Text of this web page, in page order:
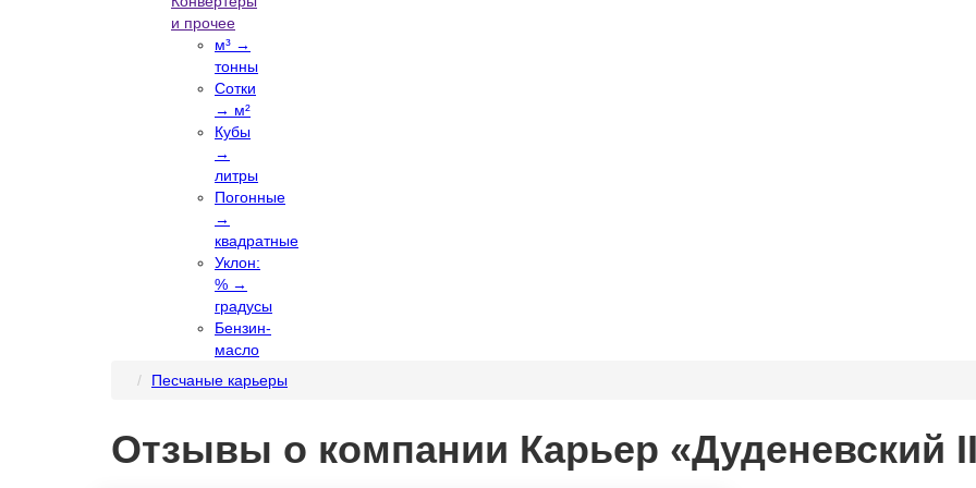
и прочее
м³ →
тонны
Сотки
→ м²
Кубы
→
литры
Погонные
→
квадратные
Уклон:
% →
градусы
Бензин-
масло
Песчаные карьеры
Отзывы о компании Карьер «Дуденевский